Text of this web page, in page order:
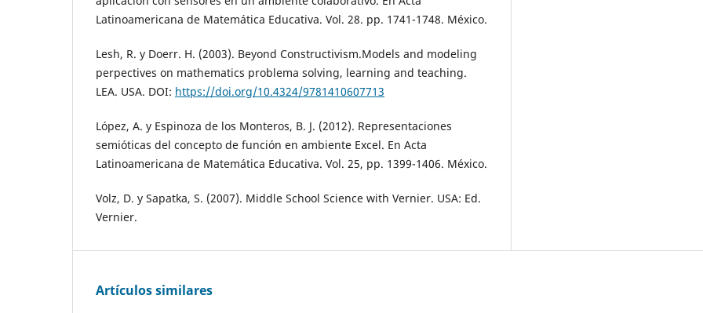
Latinoamericana de Matemática Educativa. Vol. 28. pp. 1741-1748. México.
Lesh, R. y Doerr. H. (2003). Beyond Constructivism.Models and modeling
perpectives on mathematics problema solving, learning and teaching.
LEA. USA. DOI: https://doi.org/10.4324/9781410607713
López, A. y Espinoza de los Monteros, B. J. (2012). Representaciones
semióticas del concepto de función en ambiente Excel. En Acta
Latinoamericana de Matemática Educativa. Vol. 25, pp. 1399-1406. México.
Volz, D. y Sapatka, S. (2007). Middle School Science with Vernier. USA: Ed.
Vernier.
Artículos similares